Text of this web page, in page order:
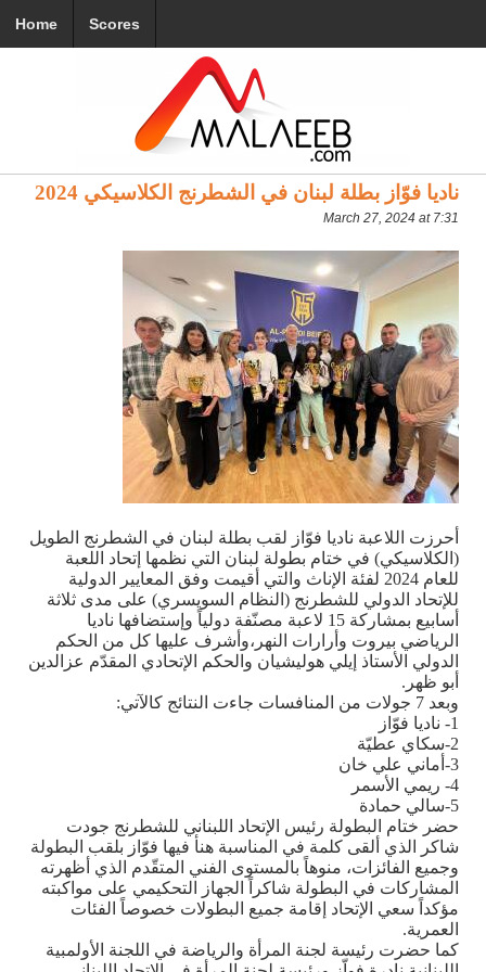
Home Scores
ناديا فوّاز بطلة لبنان في الشطرنج الكلاسيكي 2024
March 27, 2024 at 7:31
أحرزت اللاعبة ناديا فوّاز لقب بطلة لبنان في الشطرنج الطويل
(الكلاسيكي) في ختام بطولة لبنان التي نظمها إتحاد اللعبة
للعام 2024 لفئة الإناث والتي أقيمت وفق المعايير الدولية
للإتحاد الدولي للشطرنج (النظام السويسري) على مدى ثلاثة
أسابيع بمشاركة 15 لاعبة مصنّفة دولياً وإستضافها ناديا
الرياضي بيروت وأرارات النهر،وأشرف عليها كل من الحكم
الدولي الأستاذ إيلي هوليشيان والحكم الإتحادي المقدّم عزالدين
أبو ظهر .
وبعد 7 جولات من المنافسات جاءت النتائج كالآتي
:
1- ناديا فوّاز
2-سكاي عطيّة
3-أماني علي خان
4- ريمي الأسمر
5-سالي حمادة
حضر ختام البطولة رئيس الإتحاد اللبناني للشطرنج جودت
شاكر الذي ألقى كلمة في المناسبة هنأ فيها فوّاز بلقب البطولة
وجميع الفائزات، منوهاً بالمستوى الفني المتقّدم الذي أظهرته
المشاركات في البطولة شاكراً الجهاز التحكيمي على مواكبته
مؤكداً سعي الإتحاد إقامة جميع البطولات خصوصاً الفئات
العمرية.
كما حضرت رئيسة لجنة المرأة والرياضة في اللجنة الأولمبية